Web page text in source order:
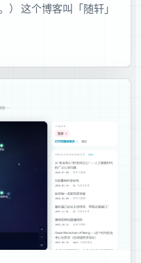
） 这个博客叫「随轩」